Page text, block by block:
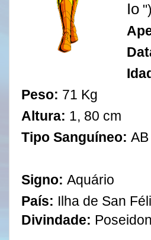
Io ")
Peso: 71 Kg
Altura: 1, 80 cm
Tipo Sanguíneo: AB
Signo: Aquário
País:
Ilha de San
Divindade: Poseidon